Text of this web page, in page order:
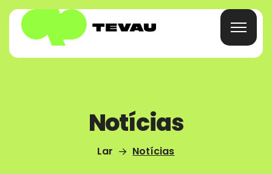
Notícias
Lar Notícias